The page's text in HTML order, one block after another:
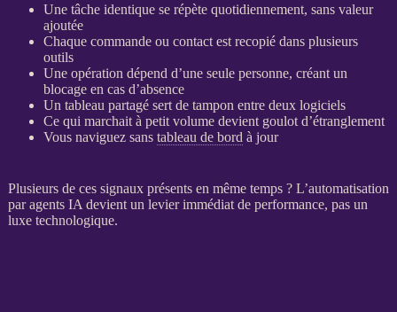
Une tâche identique se répète quotidiennement, sans valeur
ajoutée
Chaque commande ou contact est recopié dans plusieurs
outils
Une opération dépend d’une seule personne, créant un
blocage en cas d’absence
Un tableau partagé sert de tampon entre deux logiciels
Ce qui marchait à petit volume devient goulot d’étranglement
Vous naviguez sans tableau de bord à jour
Plusieurs de ces signaux présents en même temps ? L’automatisation
paragents IA devient un levier immédiat de performance, pas un
luxe technologique.